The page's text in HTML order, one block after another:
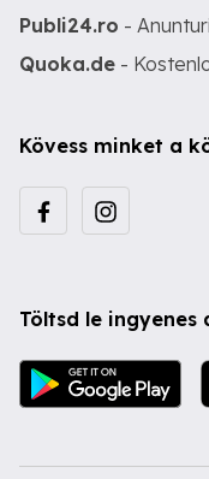
Publi24.ro -
Quoka.de -
Kövess minket a
Töltsd le ingyenes